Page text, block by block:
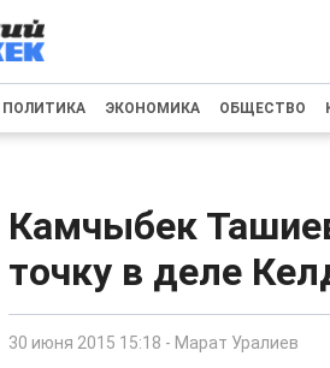
ПОЛИТИКА ЭКОНОМИКА ОБЩЕСТВО
Камчыбек
точку в деле
30 июня 2015 15:18 - Марат Уралиев